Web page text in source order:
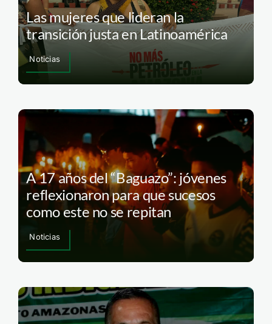
Las mujeres que lideran la
transición justa en Latinoamérica
Noticias
A 17 años del “Baguazo”: jóvenes
reflexionaron para que sucesos
como este no se repitan
Noticias